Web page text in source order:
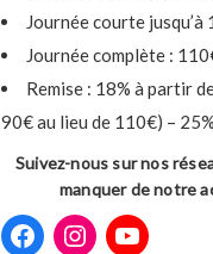
Journée courte
Journée complète :
Remise : 18% à partir
90€ au lieu de 110€) –
Suivez-nous sur nos
manquer de notre